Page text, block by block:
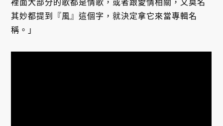
裡面大部分的歌都是情歌，或者跟愛情相關，又莫名
其妙都提到『風』這個字，就決定拿它來當專輯名
稱。」